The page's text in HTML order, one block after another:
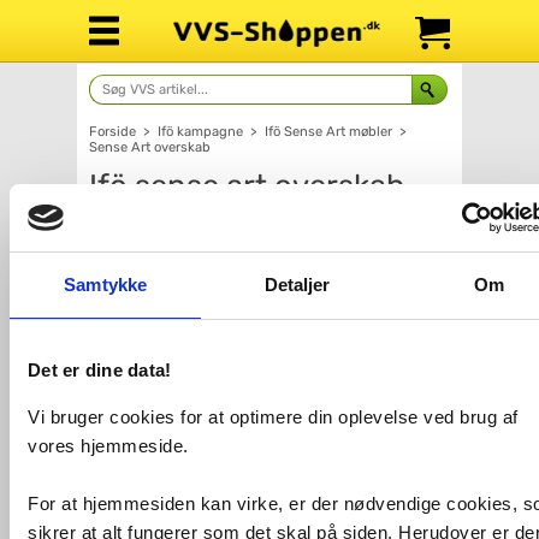
Samtykke Detaljer Om
Det er dine data!
Vi bruger cookies for at optimere din oplevelse ved brug af
vores hjemmeside.
For at hjemmesiden kan virke, er der nødvendige cookies,
sikrer at alt fungerer som det skal på siden. Herudover er
Forside > Ifö kampagne > Ifö Sense Art møbler >
Sense Art overskab
Ifö sense art overskab
Farve